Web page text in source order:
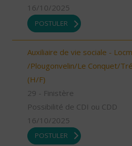
16/10/2025
POSTULER
Auxiliaire de vie sociale -
/Plougonvelin/Le Conquet/
(H/F)
29 - Finistère
Possibilité de CDI ou CDD
16/10/2025
POSTULER